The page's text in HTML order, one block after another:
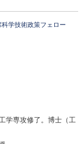
学技術政策フェロー
学専攻修了。博士（工